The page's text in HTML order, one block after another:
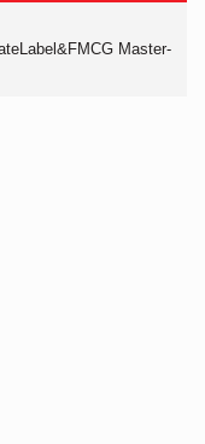
Master-